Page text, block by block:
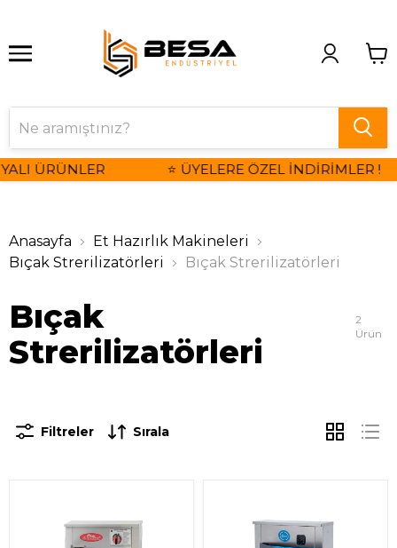
ÜRÜNLER ⭐ ÜYELERE ÖZEL İNDİRİMLER !
Anasayfa
Et Hazırlık Makineleri
Bıçak Strerilizatörleri
Bıçak Strerilizatörleri
Bıçak
Strerilizatörleri
2
Ürün
Filtreler Sırala